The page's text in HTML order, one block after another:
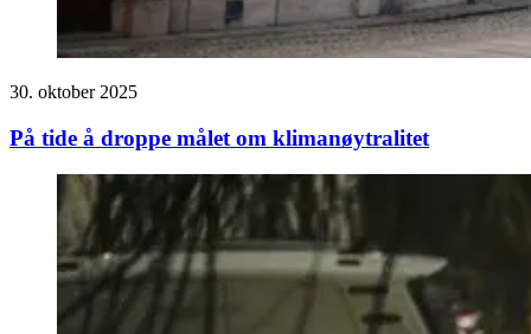
30. oktober 2025
På tide å droppe målet om klimanøytralitet